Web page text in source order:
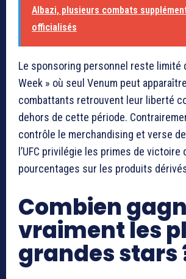
Albazi, plusieurs combats
officialisés
Le sponsoring personnel reste limité
Week » où seul Venum peut
combattants retrouvent leur liberté
dehors de cette période.
contrôle le merchandising et verse
l’UFC privilégie les primes de
pourcentages sur les produits
Combien
vraiment les
grandes stars